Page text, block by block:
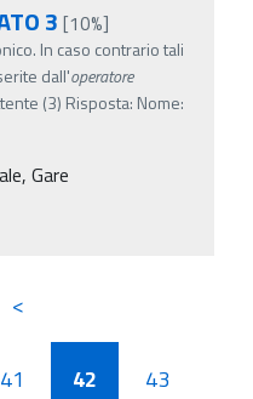
3 [10%]
In caso contrario tali
dall'operatore
(3) Risposta: Nome:
Gare
<
41 42 43